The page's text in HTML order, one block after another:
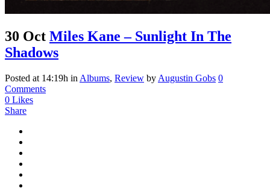
30 Oct Miles Kane – Sunlight In The
Shadows
Posted at 14:19h in Albums, Review by Augustin Gobs 0
Comments
0 Likes
Share